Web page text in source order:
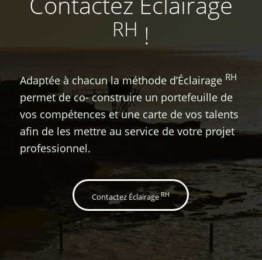
RH !
Adaptée à chacun la méthode d’Éclairage RH
permet de co- construire un portefeuille de
vos compétences et une carte de vos talents
afin de les mettre au service de votre projet
professionnel.
Contactez ÉclairageRH